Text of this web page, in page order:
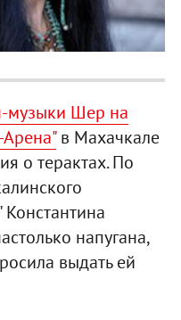
музыки Шер на
в Махачкале
о терактах. По
напугана,
выдать ей